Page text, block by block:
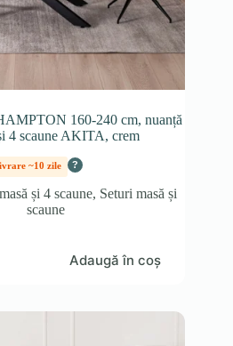
160-240 cm, nuanță
4 scaune AKITA, crem
~10 zile ?
și 4 scaune, Seturi masă și
scaune
Adaugă în coș